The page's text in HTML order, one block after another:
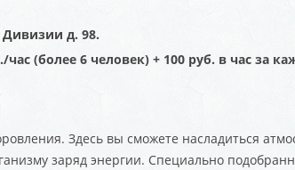
Дивизии д. 98.
(более 6 человек) + 100 руб. в час за
Здесь вы сможете насладиться
заряд энергии. Специально